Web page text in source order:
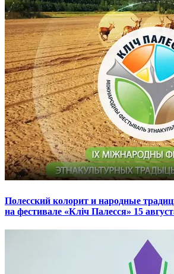
Полесский колорит и народные
на фестивале «Кліч Палесся» 15